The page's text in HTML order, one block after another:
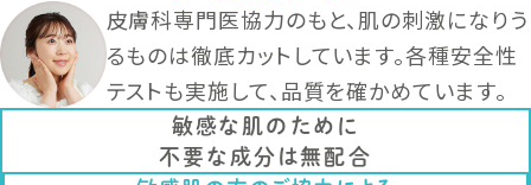
皮膚科専門医協力のもと、 肌の刺激になりう
るものは徹底カットしています。各種安全性
テストも実施して、品質を確かめています。
敏感な肌のために
不要な成分は無配合